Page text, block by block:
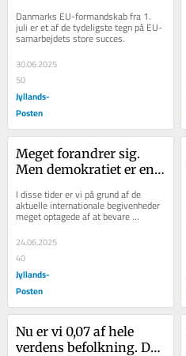
Danmarks EU-formandskab fra 1.
juli er et af de tydeligste tegn på EU-
samarbejdets store succes.
30.06.2025
50
Jyllands-
Posten
Meget forandrer sig.
Men demokratiet er en
hylderne
I disse tider er vi på grund af de
aktuelle internationale begivenheder
meget optagede af at bevare
demokratiet. Og evnen til at kunne
skrive er en...
24.06.2025
40
Jyllands-
Posten
Nu er vi 0,07 af hele
verdens befolkning. Det